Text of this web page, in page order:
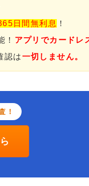
日間無利息 ！
！ アプリでカードレ
認は一切しません。
！